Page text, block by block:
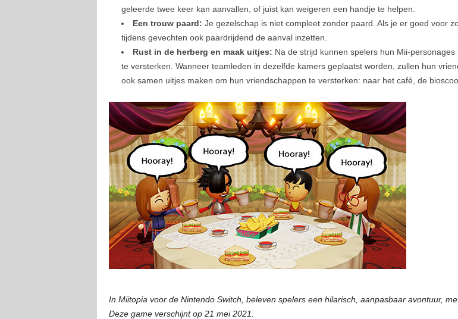
geleerde twee keer kan aanvallen, of juist kan weigeren een handje te helpen.
Een trouw paard: Je gezelschap is niet compleet zonder paard. Als je er goed voor
tijdens gevechten ook paardrijdend de aanval inzetten.
Rust in de herberg en maak uitjes: Na de strijd kunnen spelers hun Mii-
te versterken. Wanneer teamleden in dezelfde kamers geplaatst worden, zullen hun
ook samen uitjes maken om hun vriendschappen te versterken: naar het café, de
In Miitopia voor de Nintendo Switch, beleven spelers een hilarisch, aanpasbaar avontuur,
Deze game verschijnt op 21 mei 2021.